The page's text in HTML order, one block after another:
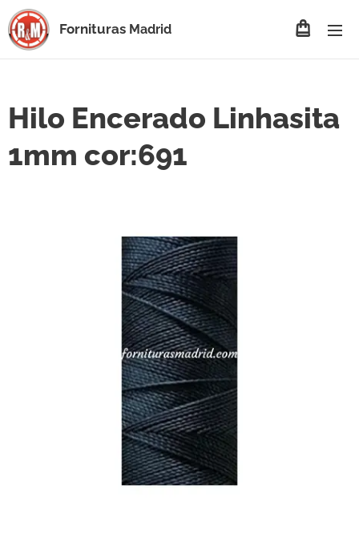
Fornituras Madrid
Hilo Encerado Linhasita
1mm cor:691